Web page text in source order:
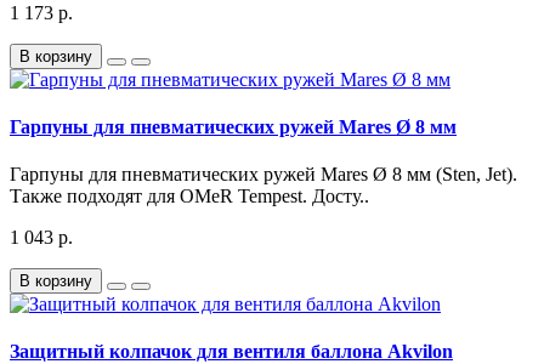
1 173 р.
В корзину
Гарпуны для пневматических ружей Mares Ø 8 мм
Гарпуны для пневматических ружей Mares Ø 8 мм (Sten, Jet).
Также подходят для OMeR Tempest. Досту..
1 043 р.
В корзину
Защитный колпачок для вентиля баллона Akvilon